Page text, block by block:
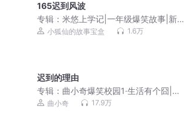
165迟到风波
专辑：米悠上学记|一年级爆笑故事|新生
爸妈别焦虑
小狐仙的故事宝盒 1.6万
迟到的理由
专辑： 曲小奇爆笑校园1·生活有个囧|小
学生笑话|睡前故事
曲小奇 17.9万